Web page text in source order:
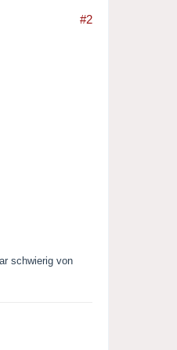
#2
schwierig von